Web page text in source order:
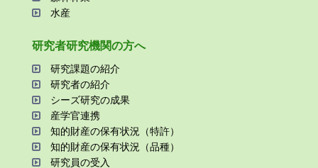
⽔産
研究者研究機関の⽅へ
研究課題の紹介
研究者の紹介
シーズ研究の成果
産学官連携
知的財産の保有状況（特許）
知的財産の保有状況（品種）
研究員の受⼊